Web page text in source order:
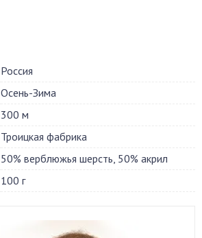
Россия
Осень-Зима
300 м
Троицкая фабрика
50% верблюжья шерсть, 50% акрил
100 г